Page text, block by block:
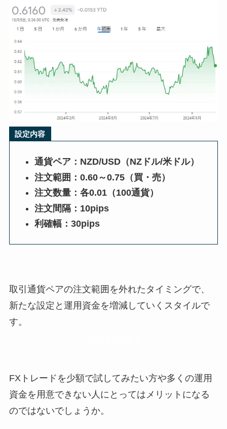
設定内容
通貨ペア：NZD/USD（NZドル/米ドル）
注文範囲：0.60～0.75（買・売）
注文数量：各0.01（100通貨）
注文間隔：10pips
利確幅：30pips
取引通貨ペアの注文範囲を外れたタイミングで、
新たな設定と運用資金を増減していくスタイルで
す。
FXトレードを少額で試してみたい方や多くの運用
資金を用意できない人にとってはメリットになる
のではないでしょうか。